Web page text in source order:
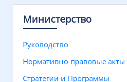
Министерство
Руководство
Нормативно-правовые акты
Стратегии и Программы